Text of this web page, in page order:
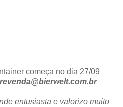
começa no dia 27/09
entusiasta e valorizo muito